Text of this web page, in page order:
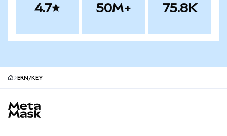
4.7 50M+ 75.8K
ERN/KEY